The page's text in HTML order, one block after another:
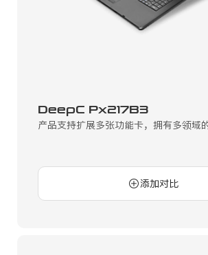
DeepC Px217B3
产品支持扩展多张功能卡，拥有多领域
添加对比